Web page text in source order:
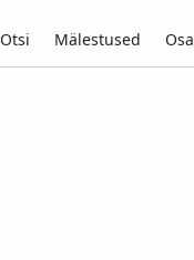
Otsi Mälestused